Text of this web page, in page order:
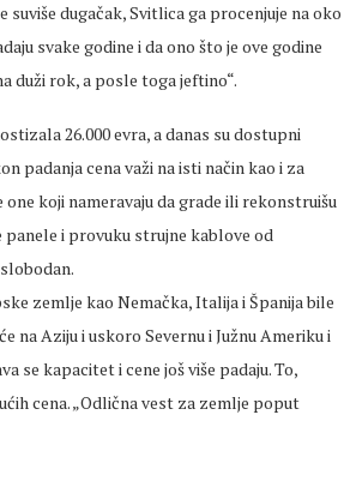
dugačak, Svitlica ga procenjuje na oko
svake godine i da ono što je ove godine
duži rok, a posle toga jeftino“.
26.000 evra, a danas su dostupni
padanja cena važi na isti način kao i za
koji nameravaju da grade ili rekonstruišu
i provuku strujne kablove od
zemlje kao Nemačka, Italija i Španija bile
na Aziju i uskoro Severnu i Južnu Ameriku i
se kapacitet i cene još više padaju. To,
cena. „Odlična vest za zemlje poput